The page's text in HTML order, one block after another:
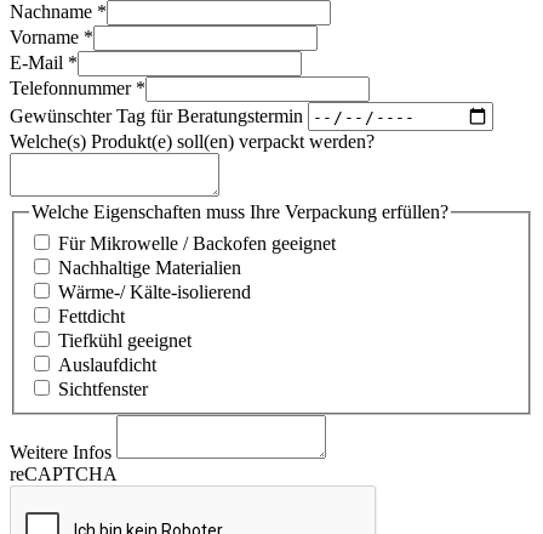
Nachname *
Vorname *
E-Mail *
Telefonnummer *
Gewünschter Tag für Beratungstermin
Welche(s) Produkt(e) soll(en) verpackt werden?
Welche Eigenschaften muss Ihre Verpackung erfüllen?
Für Mikrowelle / Backofen geeignet
Nachhaltige Materialien
Wärme-/ Kälte-isolierend
Fettdicht
Tiefkühl geeignet
Auslaufdicht
Sichtfenster
Weitere Infos
reCAPTCHA